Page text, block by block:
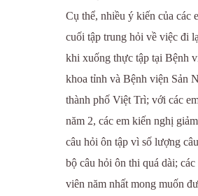
Cụ thể, nhiều ý kiến của các
cuối tập trung hỏi về việc đi
khi xuống thực tập tại Bệnh
khoa tỉnh và Bệnh viện Sản
thành phố Việt Trì; với các
năm 2, các em kiến nghị
câu hỏi ôn tập vì số lượng
bộ câu hỏi ôn thi quá dài; các
viên năm nhất mong muốn